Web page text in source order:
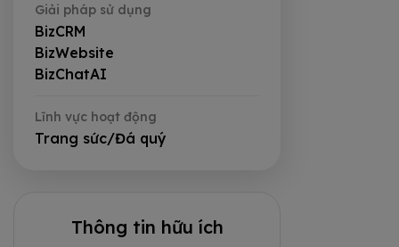
Giải pháp sử dụng
BizCRM
BizWebsite
BizChatAI
Lĩnh vực hoạt động
Trang sức/Đá quý
Thông tin hữu ích